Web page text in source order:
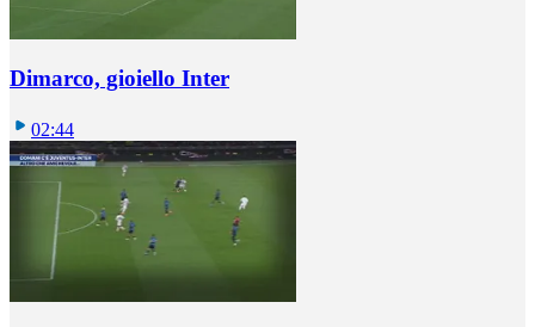
Dimarco, gioiello Inter
02:44